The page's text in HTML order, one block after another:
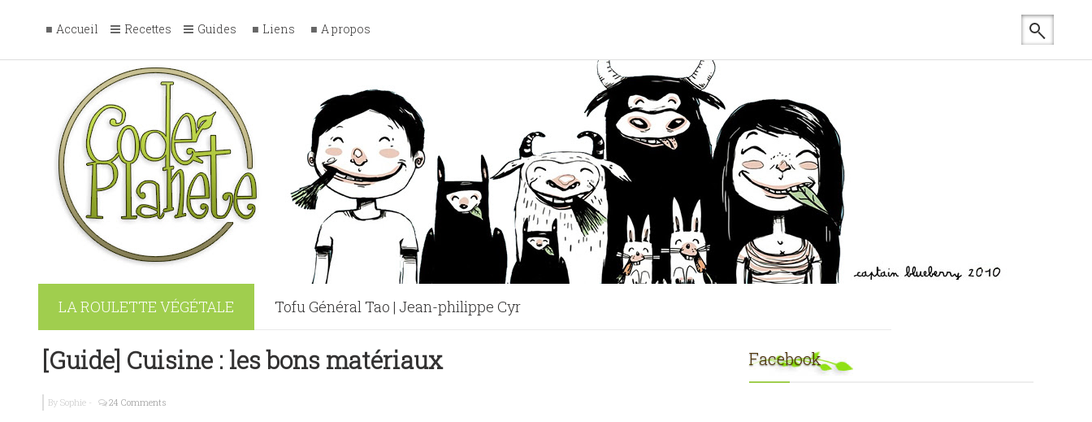
Accueil Recettes Guides Liens A propos
LA ROULETTE VÉGÉTALE Tofu Général Tao | Jean-philippe Cyr
La France Végétalienne | Léna K & Frédéric Z
[Guide] Cuisine : les bons matériaux
By Sophie - 24 Comments
Facebook